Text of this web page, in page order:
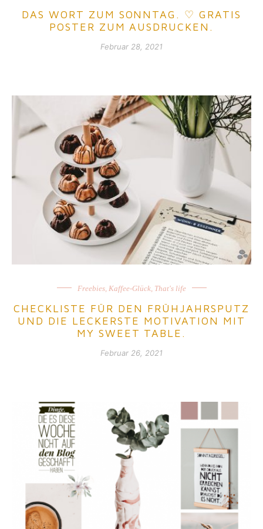
DAS WORT ZUM SONNTAG. ♡ GRATIS
POSTER ZUM AUSDRUCKEN.
Februar 28, 2021
Freebies, Kaffee-Glück, That's life
CHECKLISTE FÜR DEN FRÜHJAHRSPUTZ
UND DIE LECKERSTE MOTIVATION MIT
MY SWEET TABLE.
Februar 26, 2021